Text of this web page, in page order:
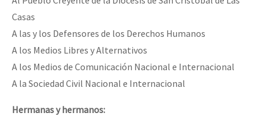
Casas
A las y los Defensores de los Derechos Humanos
A los Medios Libres y Alternativos
A los Medios de Comunicación Nacional e Internacional
A la Sociedad Civil Nacional e Internacional
Hermanas y hermanos: